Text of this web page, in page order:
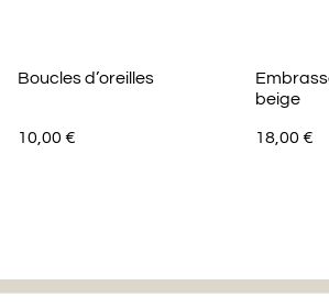
Boucles d’oreilles
10,00 €
beige
18,00 €